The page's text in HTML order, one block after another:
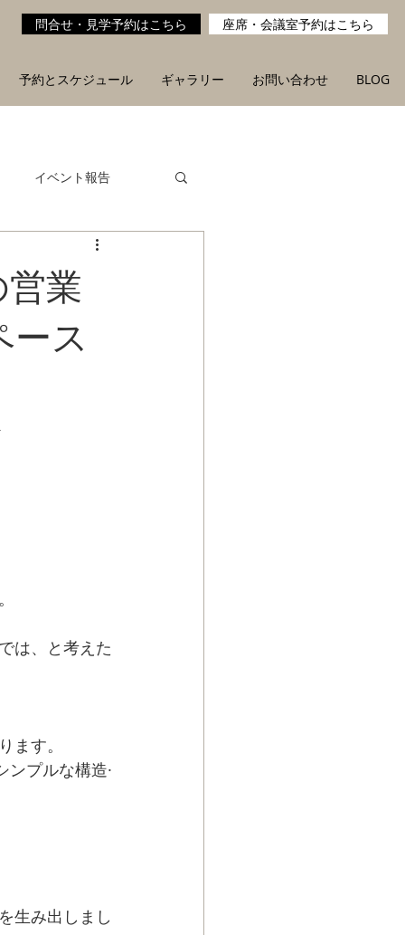
問合せ・見学予約はこちら 座席・会議室予約はこちら
予約とスケジュール ギャラリー お問い合わせ BLOG
イベント報告
業
ス
は、と考えた
す。
プルな構造·
生み出しまし